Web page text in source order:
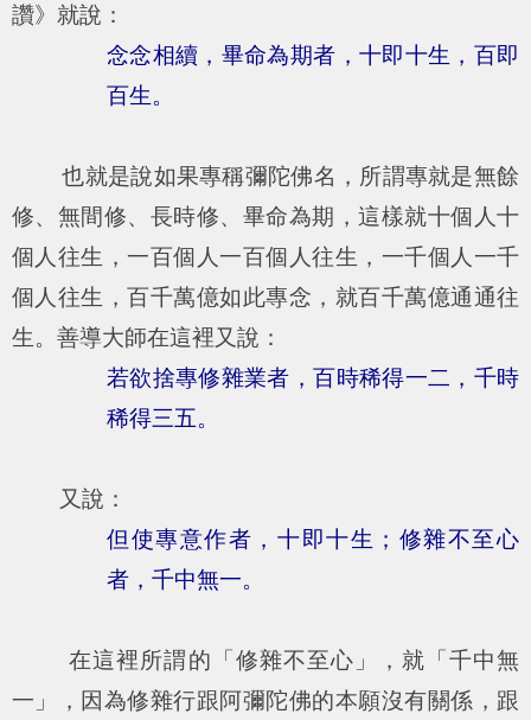
讚》就說：
念念相續，畢命為期者，十即十生，百即
百生。
也就是說如果專稱彌陀佛名，所謂專就是無餘
修、無間修、長時修、畢命為期，這樣就十個人十
個人往生，一百個人一百個人往生，一千個人一千
個人往生，百千萬億如此專念，就百千萬億通通往
生。善導大師在這裡又說：
若欲捨專修雜業者，百時稀得一二，千時
稀得三五。
又說：
但使專意作者，十即十生；修雜不至心
者，千中無一。
在這裡所謂的「修雜不至心」，就「千中無
一」，因為修雜行跟阿彌陀佛的本願沒有關係，跟